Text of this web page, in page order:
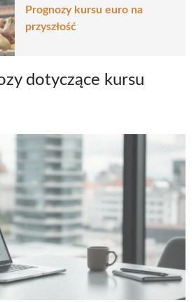
Prognozy kursu euro na
przyszłość
dotyczące kursu